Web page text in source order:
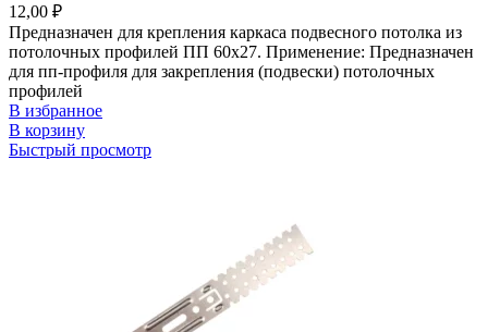
12,00 ₽
Предназначен для крепления каркаса подвесного потолка из
потолочных профилей ПП 60х27. Применение: Предназначен
для пп-профиля для закрепления (подвески) потолочных
профилей
В избранное
В корзину
Быстрый просмотр